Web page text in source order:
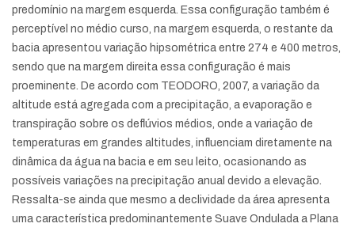
predomínio na margem esquerda. Essa configuração também é
perceptível no médio curso, na margem esquerda, o restante da
bacia apresentou variação hipsométrica entre 274 e 400 metros,
sendo que na margem direita essa configuração é mais
proeminente. De acordo com TEODORO, 2007, a variação da
altitude está agregada com a precipitação, a evaporação e
transpiração sobre os deflúvios médios, onde a variação de
temperaturas em grandes altitudes, influenciam diretamente na
dinâmica da água na bacia e em seu leito, ocasionando as
possíveis variações na precipitação anual devido a elevação.
Ressalta-se ainda que mesmo a declividade da área apresenta
uma característica predominantemente Suave Ondulada a Plana